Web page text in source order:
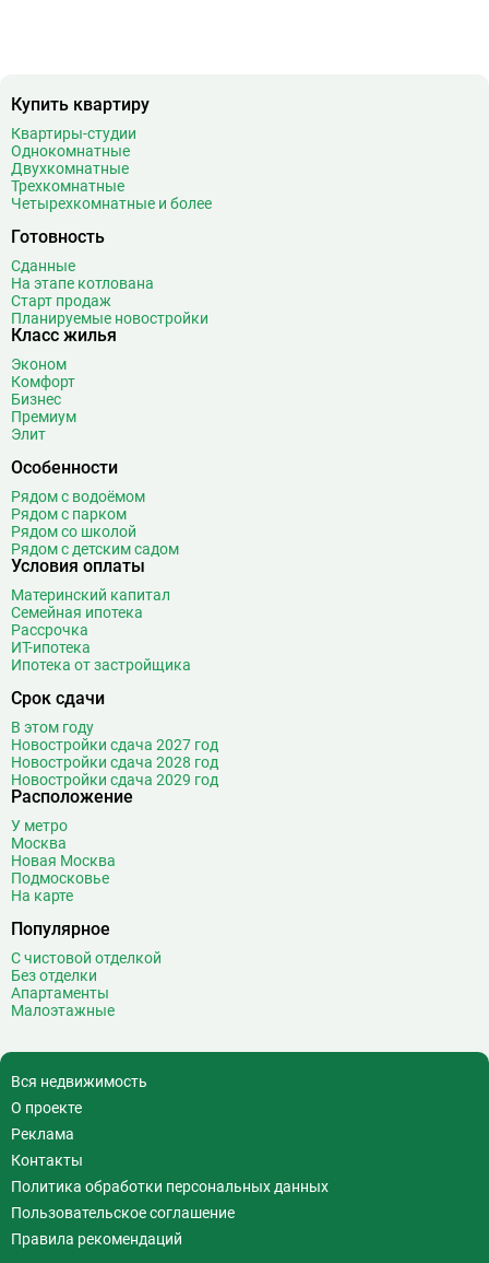
Купить квартиру
Квартиры-студии
Однокомнатные
Двухкомнатные
Трехкомнатные
Четырехкомнатные и более
Готовность
Сданные
На этапе котлована
Старт продаж
Планируемые новостройки
Класс жилья
Эконом
Комфорт
Бизнес
Премиум
Элит
Особенности
Рядом с водоёмом
Рядом с парком
Рядом со школой
Рядом с детским садом
Условия оплаты
Материнский капитал
Семейная ипотека
Рассрочка
ИТ-ипотека
Ипотека от застройщика
Срок сдачи
В этом году
Новостройки сдача 2027 год
Новостройки сдача 2028 год
Новостройки сдача 2029 год
Расположение
У метро
Москва
Новая Москва
Подмосковье
На карте
Популярное
С чистовой отделкой
Без отделки
Апартаменты
Малоэтажные
Вся недвижимость
О проекте
Реклама
Контакты
Политика обработки персональных данных
Пользовательское соглашение
Правила рекомендаций